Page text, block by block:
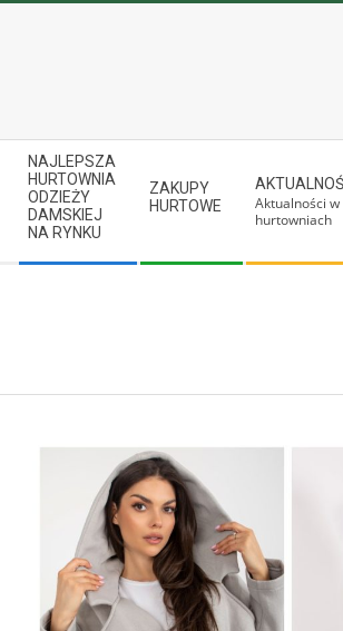
Secondary
Navigation
Menu
NAJLEPSZA
HURTOWNIA
ODZIEŻY
DAMSKIEJ
NA RYNKU
ZAKUPY
HURTOWE
Aktualności w
hurtowniach